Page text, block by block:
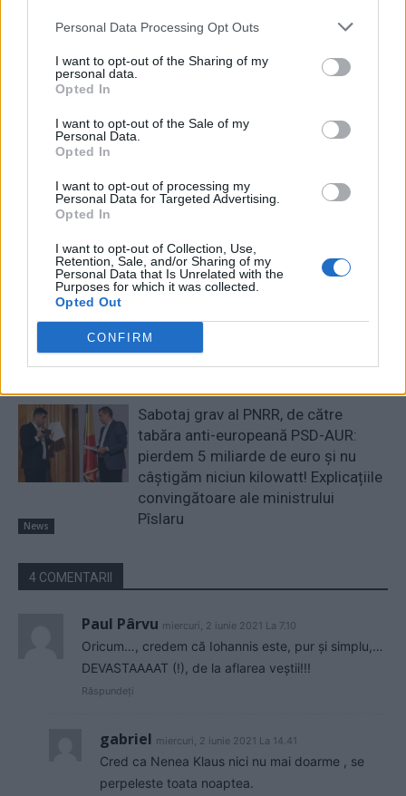
Personal Data Processing Opt Outs
I want to opt-out of the Sharing of my
personal data.
Opted In
I want to opt-out of the Sale of my
Personal Data.
Opted In
I want to opt-out of processing my
Personal Data for Targeted Advertising.
Opted In
I want to opt-out of Collection, Use,
Retention, Sale, and/or Sharing of my
Personal Data that Is Unrelated with the
Purposes for which it was collected.
Opted Out
CONFIRM
RELATED ARTICLES
PSD și AUR au inventat bâta anti-
Fritz. ”Metoda e cea din 1945: întâi
care să scăpăm de el”
Comisia Europeană, după ororile
cu atenție modificările aduse legii.
Există riscul unor consecințe
financiare”
News
Sabotaj grav al PNRR, de către
tabăra anti-europeană PSD-AUR:
pierdem 5 miliarde de euro și nu
câștigăm niciun kilowatt! Explicațiile
convingătoare ale ministrului
Pîslaru
4 COMENTARII
Paul Pârvu miercuri, 2 iunie 2021 La 7.10
Oricum…, credem că Iohannis este, pur și simplu,…
DEVASTAAAAT (!), de la aflarea veștii!!!
Răspundeți
gabriel miercuri, 2 iunie 2021 La 14.41
Cred ca Nenea Klaus nici nu mai doarme , se
perpeleste toata noaptea.